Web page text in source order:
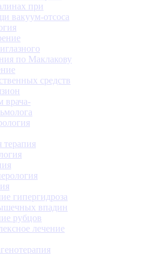
при
вакуум-отсоса
по Маклакову
средств
врача-
терапия
гипергидроза
впадин
рубцов
лечение